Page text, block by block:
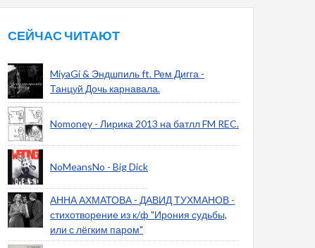
СЕЙЧАС ЧИТАЮТ
MiyaGi & Эндшпиль ft. Рем Дигга -
Танцуй Дочь карнавала.
Nomoney - Лирика 2013 на батлл FM REC.
NoMeansNo - Big Dick
АННА АХМАТОВА - ДАВИД ТУХМАНОВ -
стихотворение из к/ф "Ирония судьбы,
или с лёгким паром"